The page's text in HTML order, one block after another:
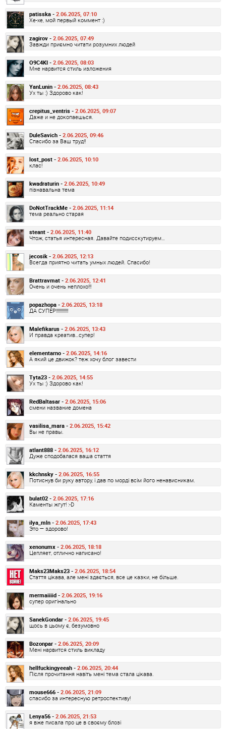
patisska - 2.06.2025, 07:10
Хе-хе, мой первый коммент :)
zagirov - 2.06.2025, 07:49
Завжди приємно читати розумних людей
O9C4KI - 2.06.2025, 08:03
Мне нарвится стиль изложения
YanLunin - 2.06.2025, 08:43
Ух ты :) Здорово как!
crepitus_ventris - 2.06.2025, 09:07
Даже и не докопаешься.
DuleSavich - 2.06.2025, 09:46
Спасибо за Ваш труд!!
lost_post - 2.06.2025, 10:10
клас!
kwadraturin - 2.06.2025, 10:49
пізнавальна тема
DoNotTrackMe - 2.06.2025, 11:14
тема реально старая
steant - 2.06.2025, 11:40
Чтож, статья интересная. Давайте подисскутируем…
jecosik - 2.06.2025, 12:13
Всегда приятно читать умных людей. Спасибо!
Brattravmat - 2.06.2025, 12:41
Очень и очень неплохо!!!
popazhopa - 2.06.2025, 13:18
ДА СУПЕР!!!!!!!!!!!!
Malefikarus - 2.06.2025, 13:43
И правда креатив…супер!
elementarno - 2.06.2025, 14:16
А який це движок? теж хочу блог завести
Tyta23 - 2.06.2025, 14:55
Ух ты :) Здорово как!
RedBaltasar - 2.06.2025, 15:06
смени название домена
vasilisa_mara - 2.06.2025, 15:42
Вы не правы.
atlant888 - 2.06.2025, 16:12
Дуже сподобалася ваша стаття
kkchnsky - 2.06.2025, 16:55
Потиснув би руку автору, і дав по морді всім його ненависникам.
bulat02 - 2.06.2025, 17:16
Каменты жгут! :-D
ilya_mln - 2.06.2025, 17:43
Это — здорово!
xenonumx - 2.06.2025, 18:18
Цепляет, отлично написано!
Maks23Maks23 - 2.06.2025, 18:54
Стаття цікава, але мені здається, все це казки, не більше.
mermaiiiid - 2.06.2025, 19:16
супер оригінально
SanekGondar - 2.06.2025, 19:45
щось в цьому є, безумовно
Bozonpar - 2.06.2025, 20:09
Мені нарвится стиль викладу
hellfuckingyeeah - 2.06.2025, 20:44
Після прочитання навіть мені тема стала цікава.
mouse666 - 2.06.2025, 21:09
спасибо за интересную ретроспективу!
Lenya56 - 2.06.2025, 21:53
я вже писала про це в своєму блозі